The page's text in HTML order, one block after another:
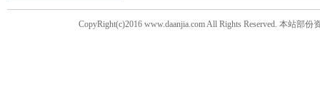
CopyRight(c)2016 www.daanjia.com All Rights Reserved. 本站